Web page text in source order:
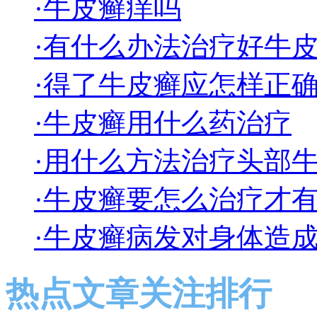
·牛皮癣痒吗
·有什么办法治疗好牛
·得了牛皮癣应怎样正
·牛皮癣用什么药治疗
·用什么方法治疗头部
·牛皮癣要怎么治疗才
·牛皮癣病发对身体造
热点文章关注排行